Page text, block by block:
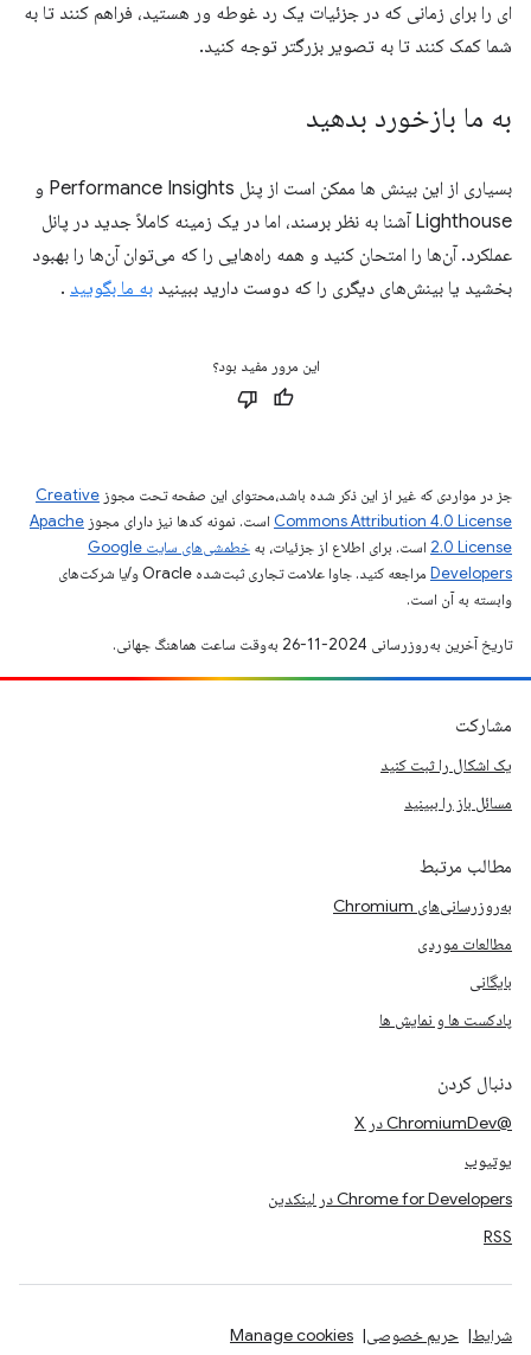
ای را برای زمانی که در جزئیات یک رد غوطه ور هستید، فراهم کنند تا به
شما کمک کنند تا به تصویر بزرگتر توجه کنید.
به ما بازخورد بدهید
بسیاری از این بینش ها ممکن است از پنل Performance Insights و
Lighthouse آشنا به نظر برسند، اما در یک زمینه کاملاً جدید در پانل
عملکرد. آن‌ها را امتحان کنید و همه راه‌هایی را که می‌توان آن‌ها را بهبود
بخشید یا بینش‌های دیگری را که دوست دارید ببینید به ما بگویید .
این مرور مفید بود؟
جز در مواردی که غیر از این ذکر شده باشد،‌محتوای این صفحه تحت مجوز Creative
Commons Attribution 4.0 License است. نمونه کدها نیز دارای مجوز Apache
2.0 License است. برای اطلاع از جزئیات، به
خطمشی‌های سایت Google
Developers‏
مراجعه کنید. جاوا علامت تجاری ثبت‌شده Oracle و/یا شرکت‌های
وابسته به آن است.
تاریخ آخرین به‌روزرسانی 2024-11-26 به‌وقت ساعت هماهنگ جهانی.
مشارکت
یک اشکال را ثبت کنید
مسائل باز را ببینید
مطالب مرتبط
به‌روزرسانی‌های Chromium
مطالعات موردی
بایگانی
پادکست ها و نمایش ها
دنبال کردن
@ChromiumDev در X
یوتیوب
Chrome for Developers در لینکدین
RSS
شرایط حریم خصوصی Manage cookies